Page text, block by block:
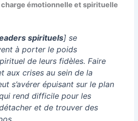
émotionnelle et spirituelle
spirituels] se
à porter le poids
de leurs fidèles. Faire
aux crises au sein de la
s’avérer épuisant sur le plan
rend difficile pour les
et de trouver des